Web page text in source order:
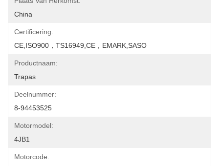
China
Certificering:
CE,ISO900，TS16949,CE，EMARK,SASO
Productnaam:
Trapas
Deelnummer:
8-94453525
Motormodel:
4JB1
Motorcode: